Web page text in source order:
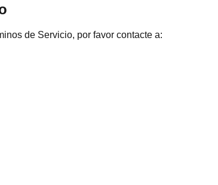
de Servicio, por favor contacte a: